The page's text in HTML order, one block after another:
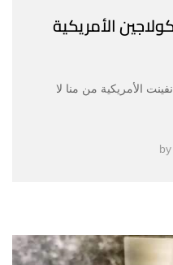
الأمريكية
الأمريكية من منا لا